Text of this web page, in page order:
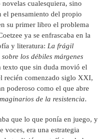
cualesquiera, sino
el pensamiento del propio
su primer libro el problema
ya se enfrascaba en la
y literatura: La frágil
los débiles márgenes
texto que sin duda movió el
recién comenzado siglo XXI,
poderoso como el que abre
de la resistencia.
que lo que ponía en juego, y
era una estrategia